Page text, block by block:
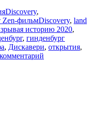
Рубрики
Discovery,
Zen-фильмМетки
Discovery, land
историю 2020,
, гинденбург
, Дискавери, открытия,